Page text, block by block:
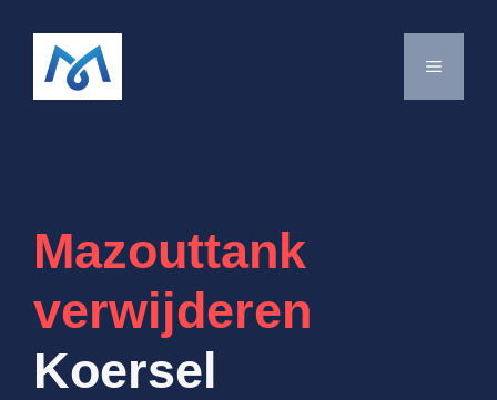
MENU
Mazouttank
verwijderen
Koersel